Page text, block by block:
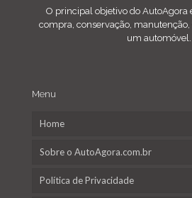
O principal objetivo do AutoAgora
compra, conservação,
um automóvel.
Menu
Home
Sobre o AutoAgora.com.br
Política de Privacidade